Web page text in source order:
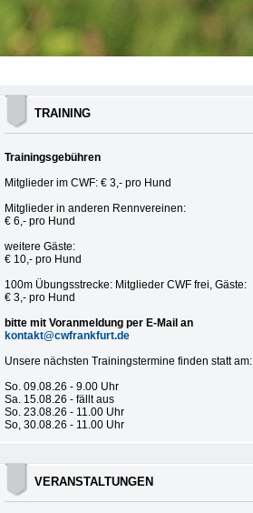
TRAINING
Trainingsgebühren
Mitglieder im CWF: € 3,- pro Hund
Mitglieder in anderen Rennvereinen:
€ 6,- pro Hund
weitere Gäste:
€ 10,- pro Hund
100m Übungsstrecke: Mitglieder CWF frei, Gäste:
€ 3,- pro Hund
bitte mit Voranmeldung per E-Mail an
kontakt@cwfrankfurt.de
Unsere nächsten Trainingstermine finden statt am:
So. 09.08.26 - 9.00 Uhr
Sa. 15.08.26 - fällt aus
So. 23.08.26 - 11.00 Uhr
So, 30.08.26 - 11.00 Uhr
VERANSTALTUNGEN